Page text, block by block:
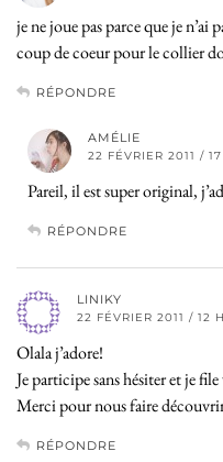
je ne joue pas parce que je n’ai
coup de coeur pour le collier
RÉPONDRE
AMÉLIE
22 FÉVRIER 2011 /
Pareil, il est super original,
RÉPONDRE
LINIKY
22 FÉVRIER 2011 / 12
Olala j’adore!
Je participe sans hésiter et je
Merci pour nous faire
RÉPONDRE